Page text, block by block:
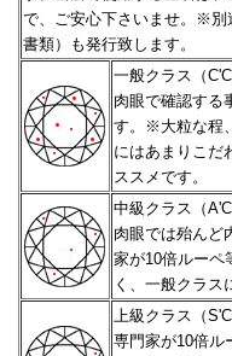
で、ご安心下さいませ。
※別
書類）も発行致します。
一般クラス（
肉眼で確認する
す。※大粒な程
にはあまりこだ
ススメです。
中級クラス（
肉眼では殆んど
家が10倍ルーペ
く、一般クラス
上級クラス（
専門家が10倍ル